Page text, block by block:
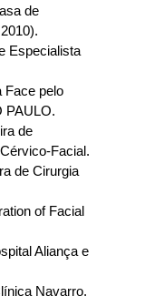
de
Especialista
Face pelo
PAULO.
de
Facial.
de Cirurgia
of Facial
Aliança e
Navarro.